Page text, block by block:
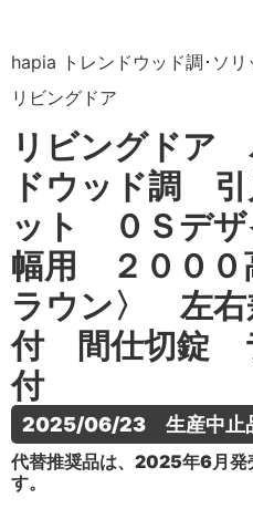
hapia トレンドウッド調･ソ
リビングドア
リビングドア
ドウッド調
ット ０Ｓデ
幅用 ２００
ラウン〉 左
付 間仕切錠
付
2025/06/23　生産中止
代替推奨品は、2025年6月発
す。